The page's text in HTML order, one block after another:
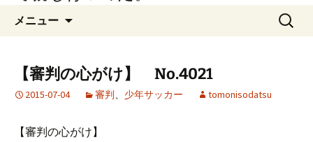
メニュー
ン
ツ
キ
検
索:
【審判の心がけ】 No.4021
2015-07-04 審判、 少年サッカー tomonisodatsu
【審判の心がけ】